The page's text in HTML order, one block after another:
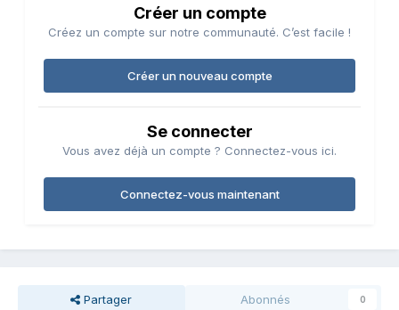
Créer un compte
Créez un compte sur notre communauté. C’est facile !
Créer un nouveau compte
Se connecter
Vous avez déjà un compte ? Connectez-vous ici.
Connectez-vous maintenant
Partager Abonnés 0